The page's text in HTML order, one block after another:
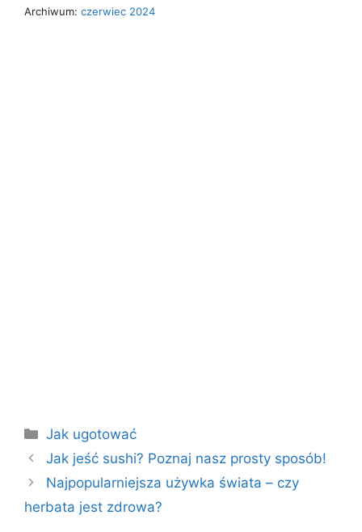
Archiwum: czerwiec 2024
Kategorie
Jak ugotować
Jak jeść sushi? Poznaj nasz prosty sposób!
Najpopularniejsza używka świata – czy
herbata jest zdrowa?